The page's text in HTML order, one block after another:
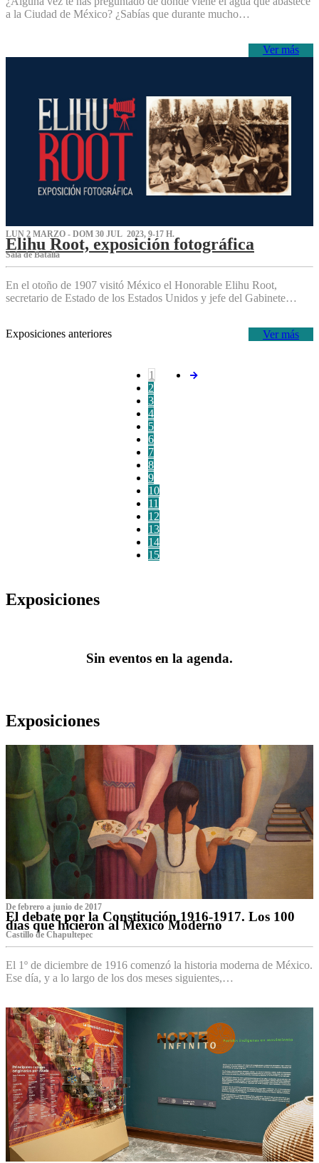
a la Ciudad de México? ¿Sabías que durante mucho…
Ver más
LUN 2 MARZO - DOM 30 JUL 2023, 9-17 H.
Elihu Root, exposición fotográfica
Sala de Batalla
En el otoño de 1907 visitó México el Honorable Elihu Root,
secretario de Estado de los Estados Unidos y jefe del Gabinete…
Ver más
Exposiciones anteriores
1
2
3
4
5
6
7
8
9
10
11
12
13
14
15
Exposiciones
Sin eventos en la agenda.
Exposiciones
De febrero a junio de 2017
El debate por la Constitución 1916-1917. Los 100
días que hicieron al México Moderno
Castillo de Chapultepec
El 1º de diciembre de 1916 comenzó la historia moderna de México.
Ese día, y a lo largo de los dos meses siguientes,…